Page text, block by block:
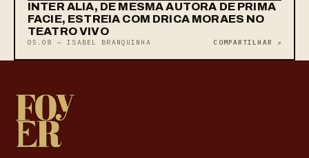
INTER ALIA, DE MESMA AUTORA DE PRIMA
FACIE, ESTREIA COM DRICA MORAES NO
TEATRO VIVO
05.08 — ISABEL BRANQUINHA COMPARTILHAR ↗